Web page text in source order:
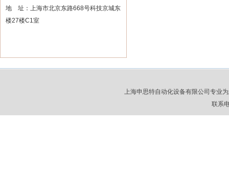
地 址：上海市北京东路668号科技京城东
楼27楼C1室
上海申思特自动化设备有限公司专业
联系